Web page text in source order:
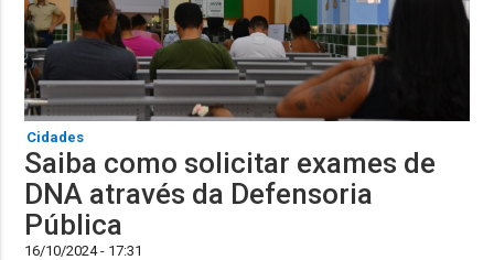
Cidades
Saiba como solicitar exames de
DNA através da Defensoria
Pública
16/10/2024 - 17:31